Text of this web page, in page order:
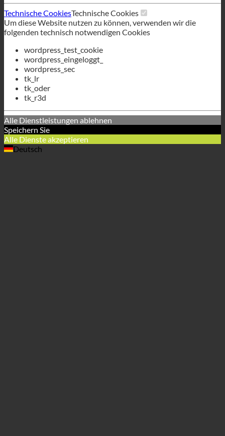
Technische CookiesTechnische Cookies
Um diese Website nutzen zu können, verwenden wir die
folgenden technisch notwendigen Cookies
wordpress_eingeloggt_
wordpress_sec
tk_lr
tk_oder
tk_r3d
Alle Dienstleistungen ablehnen
Speichern Sie
Alle Dienste akzeptieren
Deutsch